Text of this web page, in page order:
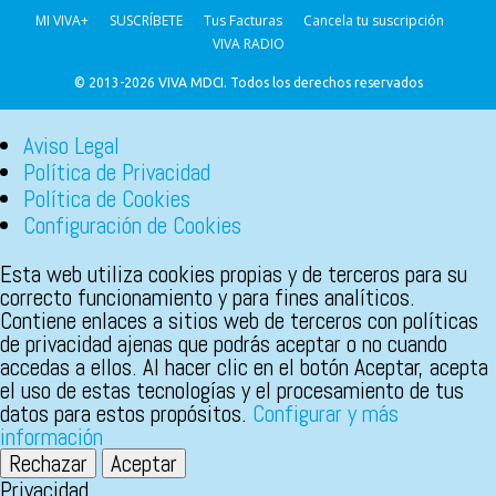
MI VIVA+ SUSCRÍBETE Tus Facturas
Cancela tu suscripción
VIVA RADIO
© 2013-2026 VIVA MDCI. Todos los derechos reservados
Aviso Legal
Política de Privacidad
Política de Cookies
Configuración de Cookies
Esta web utiliza cookies propias y de terceros para su
correcto funcionamiento y para fines analíticos.
Contiene enlaces a sitios web de terceros con políticas
de privacidad ajenas que podrás aceptar o no cuando
accedas a ellos. Al hacer clic en el botón Aceptar, acepta
el uso de estas tecnologías y el procesamiento de tus
datos para estos propósitos. Configurar y más
información
Rechazar
Aceptar
Privacidad